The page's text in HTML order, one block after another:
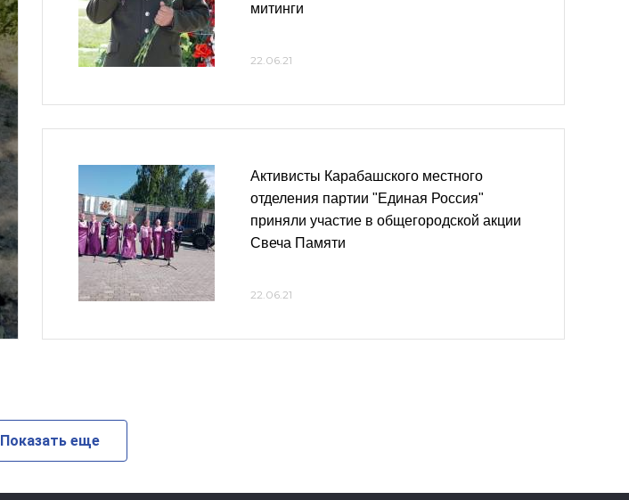
митинги
22.06.21
Активисты Карабашского местного
отделения партии "Единая Россия"
приняли участие в общегородской акции
Свеча Памяти
22.06.21
Показать еще